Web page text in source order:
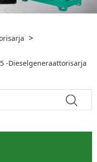
>
-dieselgeneraattorisarja